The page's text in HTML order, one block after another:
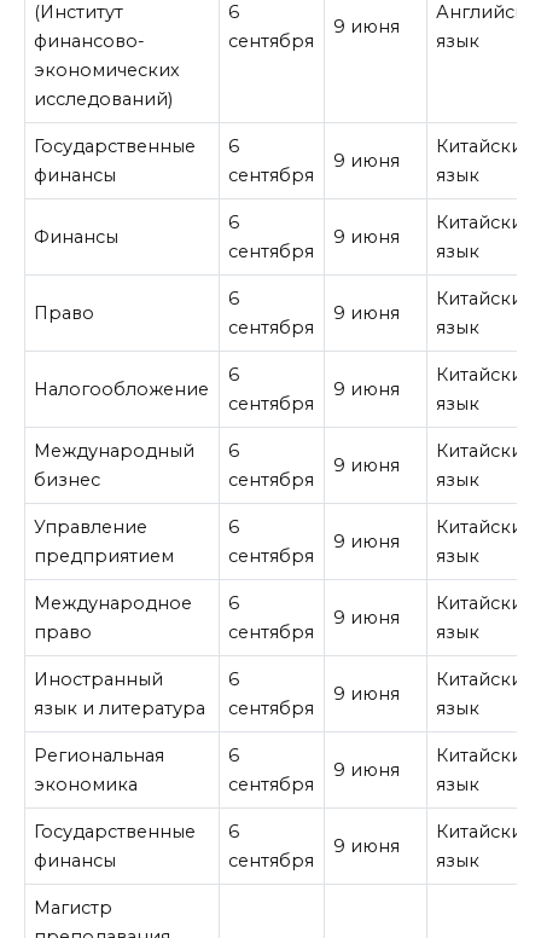
(Институт
финансово-
экономических
исследований)
6
сентября
9 июня
язык
Государственные
финансы
6
сентября
9 июня
Китайский
язык
Финансы
6
сентября
9 июня
Китайский
язык
Право
6
сентября
9 июня
Китайский
язык
Налогообложение
6
сентября
9 июня
Китайский
язык
Международный
бизнес
6
сентября
9 июня
Китайский
язык
Управление
предприятием
6
сентября
9 июня
Китайский
язык
Международное
право
6
сентября
9 июня
Китайский
язык
Иностранный
язык и литература
6
сентября
9 июня
Китайский
язык
Региональная
экономика
6
сентября
9 июня
Китайский
язык
Государственные
финансы
6
сентября
9 июня
Китайский
язык
Магистр